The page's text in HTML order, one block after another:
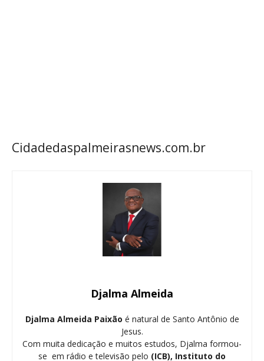
Cidadedaspalmeirasnews.com.br
Djalma Almeida
Djalma Almeida Paixão é natural de Santo Antônio de
Jesus.
Com muita dedicação e muitos estudos, Djalma formou-
se em rádio e televisão pelo (ICB), Instituto do